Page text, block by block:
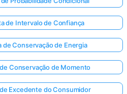
de Intervalo de Confiança
de Conservação de Energia
Conservação de Momento
Excedente do Consumidor